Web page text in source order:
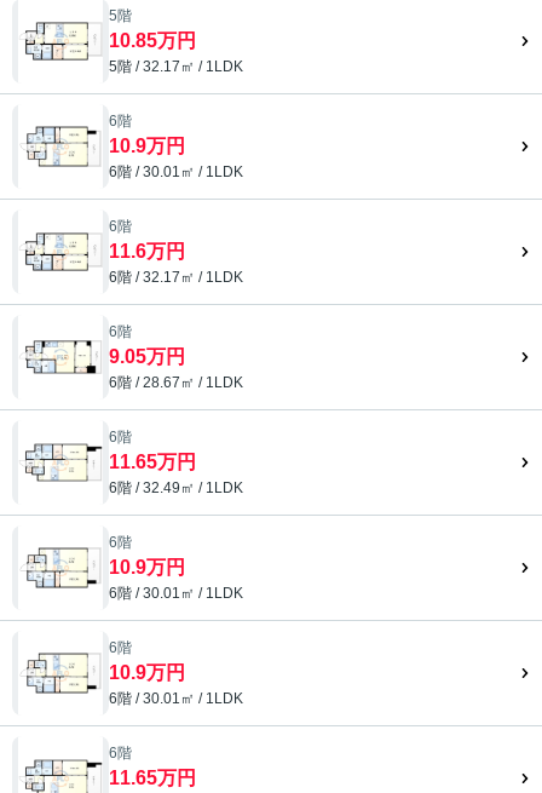
5階
10.85万円
5階 / 32.17㎡ / 1LDK
6階
10.9万円
6階 / 30.01㎡ / 1LDK
6階
11.6万円
6階 / 32.17㎡ / 1LDK
6階
9.05万円
6階 / 28.67㎡ / 1LDK
6階
11.65万円
6階 / 32.49㎡ / 1LDK
6階
10.9万円
6階 / 30.01㎡ / 1LDK
6階
10.9万円
6階 / 30.01㎡ / 1LDK
6階
11.65万円